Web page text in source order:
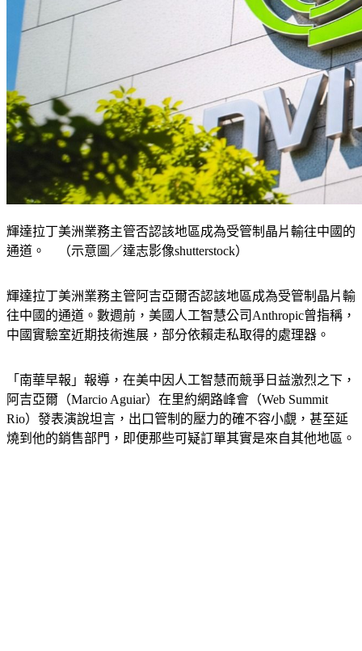
輝達拉丁美洲業務主管否認該地區成為受管制晶片輸往中國的
通道。 （示意圖／達志影像shutterstock）
輝達拉丁美洲業務主管阿吉亞爾否認該地區成為受管制晶片輸
往中國的通道。數週前，美國人工智慧公司Anthropic曾指稱，
中國實驗室近期技術進展，部分依賴走私取得的處理器。
「南華早報」報導，在美中因人工智慧而競爭日益激烈之下，
阿吉亞爾（Marcio Aguiar）在里約網路峰會（Web Summit
Rio）發表演說坦言，出口管制的壓力的確不容小覷，甚至延
燒到他的銷售部門，即便那些可疑訂單其實是來自其他地區。